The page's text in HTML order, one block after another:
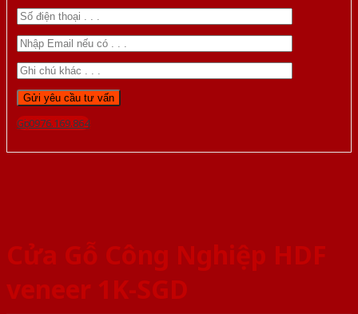
Gọi 0976.169.864
Cửa Gỗ Công Nghiệp HDF
veneer 1K-SGD